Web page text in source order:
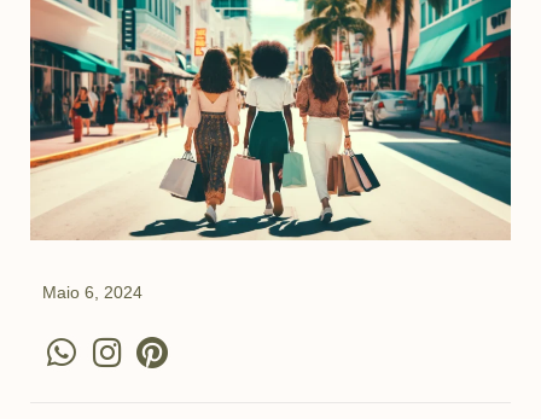
Maio 6, 2024
W
I
n
P
i